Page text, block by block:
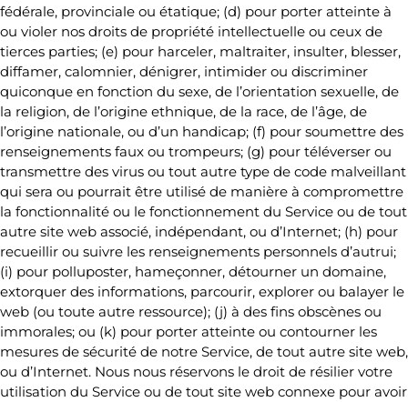
fédérale, provinciale ou étatique; (d) pour porter atteinte à
ou violer nos droits de propriété intellectuelle ou ceux de
tierces parties; (e) pour harceler, maltraiter, insulter, blesser,
diffamer, calomnier, dénigrer, intimider ou discriminer
quiconque en fonction du sexe, de l’orientation sexuelle, de
la religion, de l’origine ethnique, de la race, de l’âge, de
l’origine nationale, ou d’un handicap; (f) pour soumettre des
renseignements faux ou trompeurs; (g) pour téléverser ou
transmettre des virus ou tout autre type de code malveillant
qui sera ou pourrait être utilisé de manière à compromettre
la fonctionnalité ou le fonctionnement du Service ou de tout
autre site web associé, indépendant, ou d’Internet; (h) pour
recueillir ou suivre les renseignements personnels d’autrui;
(i) pour polluposter, hameçonner, détourner un domaine,
extorquer des informations, parcourir, explorer ou balayer le
web (ou toute autre ressource); (j) à des fins obscènes ou
immorales; ou (k) pour porter atteinte ou contourner les
mesures de sécurité de notre Service, de tout autre site web,
ou d’Internet. Nous nous réservons le droit de résilier votre
utilisation du Service ou de tout site web connexe pour avoir